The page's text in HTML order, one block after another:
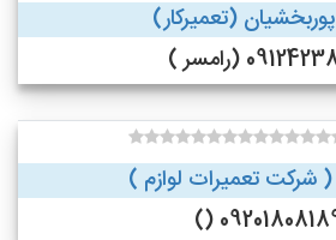
(تعمیرکار)
(رامسر )
شرکت تعمیرات لوازم )
09201808189